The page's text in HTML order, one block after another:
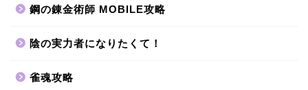
鋼の錬金術師 MOBILE攻略
陰の実力者になりたくて！
雀魂攻略